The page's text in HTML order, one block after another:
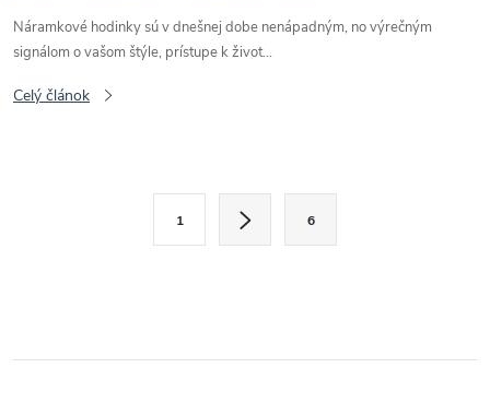
Náramkové hodinky sú v dnešnej dobe nenápadným, no výrečným
signálom o vašom štýle, prístupe k život...
Celý článok
k
1 6